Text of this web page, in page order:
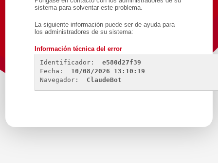
sistema para solventar este problema.
La siguiente información puede ser de ayuda para
los administradores de su sistema:
Información técnica del error
Identificador:
e580d27f39
Fecha:
10/08/2026 13:10:19
Navegador:
ClaudeBot